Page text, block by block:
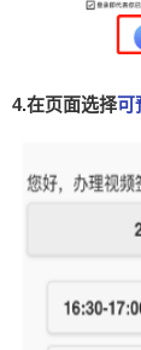
4.在页面选择可